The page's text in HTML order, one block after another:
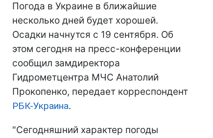
Погода в Украине в ближайшие
несколько дней будет хорошей.
Осадки начнутся с 19 сентября. Об
этом сегодня на пресс-конференции
сообщил замдиректора
Гидрометцентра МЧС Анатолий
Прокопенко, передает корреспондент
РБК-Украина.
"Сегодняшний характер погоды